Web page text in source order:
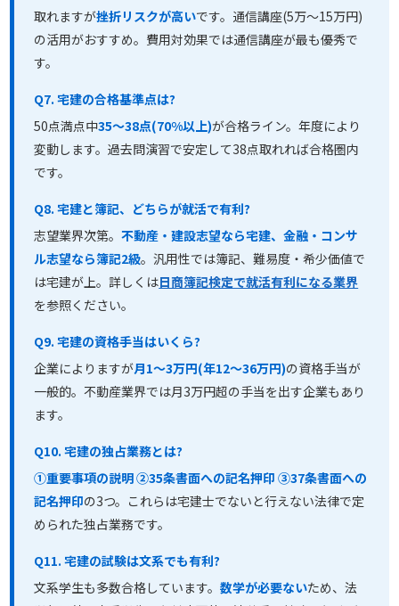
取れますが挫折リスクが高いです。通信講座(5万〜15万円)
の活用がおすすめ。費用対効果では通信講座が最も優秀で
す。
Q7. 宅建の合格基準点は?
50点満点中35〜38点(70%以上)が合格ライン。年度により
変動します。過去問演習で安定して38点取れれば合格圏内
です。
Q8. 宅建と簿記、どちらが就活で有利?
志望業界次第。不動産・建設志望なら宅建、金融・コンサ
ル志望なら簿記2級。汎用性では簿記、難易度・希少価値で
は宅建が上。詳しくは日商簿記検定で就活有利になる業界
を参照ください。
Q9. 宅建の資格手当はいくら?
企業によりますが月1〜3万円(年12〜36万円)の資格手当が
一般的。不動産業界では月3万円超の手当を出す企業もあり
ます。
Q10. 宅建の独占業務とは?
①重要事項の説明 ②35条書面への記名押印 ③37条書面への
記名押印の3つ。これらは宅建士でないと行えない法律で定
められた独占業務です。
Q11. 宅建の試験は文系でも有利?
文系学生も多数合格しています。数学が必要ないため、法